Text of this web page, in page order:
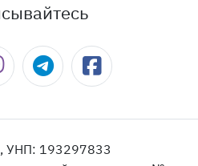
УНП: 193297833